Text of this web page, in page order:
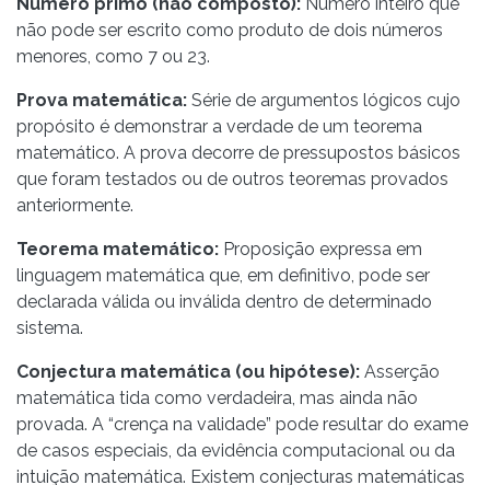
não pode ser escrito como produto de dois números
menores, como 7 ou 23.
Prova matemática: Série de argumentos lógicos cujo
propósito é demonstrar a verdade de um teorema
matemático. A prova decorre de pressupostos básicos
que foram testados ou de outros teoremas provados
anteriormente.
Teorema matemático: Proposição expressa em
linguagem matemática que, em definitivo, pode ser
declarada válida ou inválida dentro de determinado
sistema.
Conjectura matemática (ou hipótese): Asserção
matemática tida como verdadeira, mas ainda não
provada. A “crença na validade” pode resultar do exame
de casos especiais, da evidência computacional ou da
intuição matemática. Existem conjecturas matemáticas